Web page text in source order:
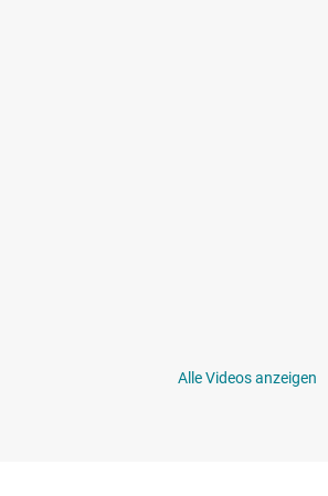
Alle Videos anzeigen